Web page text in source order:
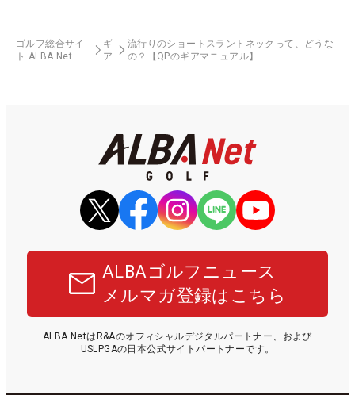
ゴルフ総合サイ
ト ALBA Net
ギ
ア
流行りのショートスラントネックって、どうな
の？【QPのギアマニュアル】
ALBAゴルフニュース
メルマガ登録はこちら
ALBA NetはR&Aのオフィシャルデジタルパートナー、および
USLPGAの日本公式サイトパートナーです。